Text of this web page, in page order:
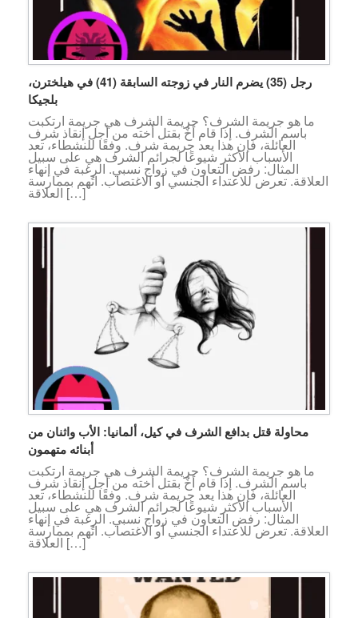
رجل (35) يضرم النار في زوجته السابقة (41) في هيلخترن،
بلجيكا
ما هو جريمة الشرف؟ جريمة الشرف هي جريمة ارتكبت
باسم الشرف. إذا قام أخٌ بقتل أخته من أجل إنقاذ شرف
العائلة، فإن هذا يعد جريمة شرف. وفقًا للنشطاء، تعد
الأسباب الأكثر شيوعًا لجرائم الشرف هي على سبيل
المثال: رفض التعاون في زواج نسبي. الرغبة في إنهاء
العلاقة. تعرض للاعتداء الجنسي أو الاغتصاب. اتُهم بممارسة
العلاقة […]
محاولة قتل بدافع الشرف في كيل، ألمانيا: الأب واثنان من
أبنائه متهمون
ما هو جريمة الشرف؟ جريمة الشرف هي جريمة ارتكبت
باسم الشرف. إذا قام أخٌ بقتل أخته من أجل إنقاذ شرف
العائلة، فإن هذا يعد جريمة شرف. وفقًا للنشطاء، تعد
الأسباب الأكثر شيوعًا لجرائم الشرف هي على سبيل
المثال: رفض التعاون في زواج نسبي. الرغبة في إنهاء
العلاقة. تعرض للاعتداء الجنسي أو الاغتصاب. اتُهم بممارسة
العلاقة […]